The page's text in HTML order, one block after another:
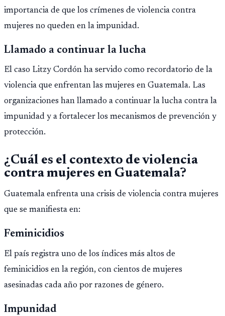
importancia de que los crímenes de violencia contra
mujeres no queden en la impunidad.
Llamado a continuar la lucha
El caso Litzy Cordón ha servido como recordatorio de la
violencia que enfrentan las mujeres en Guatemala. Las
organizaciones han llamado a continuar la lucha contra la
impunidad y a fortalecer los mecanismos de prevención y
protección.
¿Cuál es el contexto de violencia
contra mujeres en Guatemala?
Guatemala enfrenta una crisis de violencia contra mujeres
que se manifiesta en:
Feminicidios
El país registra uno de los índices más altos de
feminicidios en la región, con cientos de mujeres
asesinadas cada año por razones de género.
Impunidad